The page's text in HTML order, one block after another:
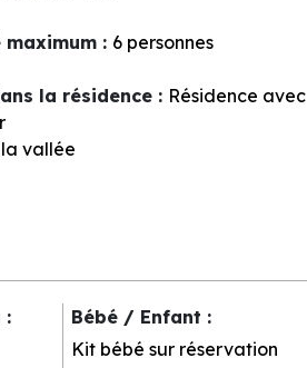
maximum : 6 personnes
la résidence : Résidence avec
vallée
:
Bébé / Enfant :
Kit bébé sur réservation